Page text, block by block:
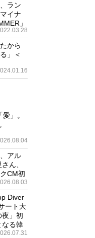
ラン
イナ
」
から
」＜
」。
アル
ん、
CM初
Diver
ート大
夜」初
なる韓